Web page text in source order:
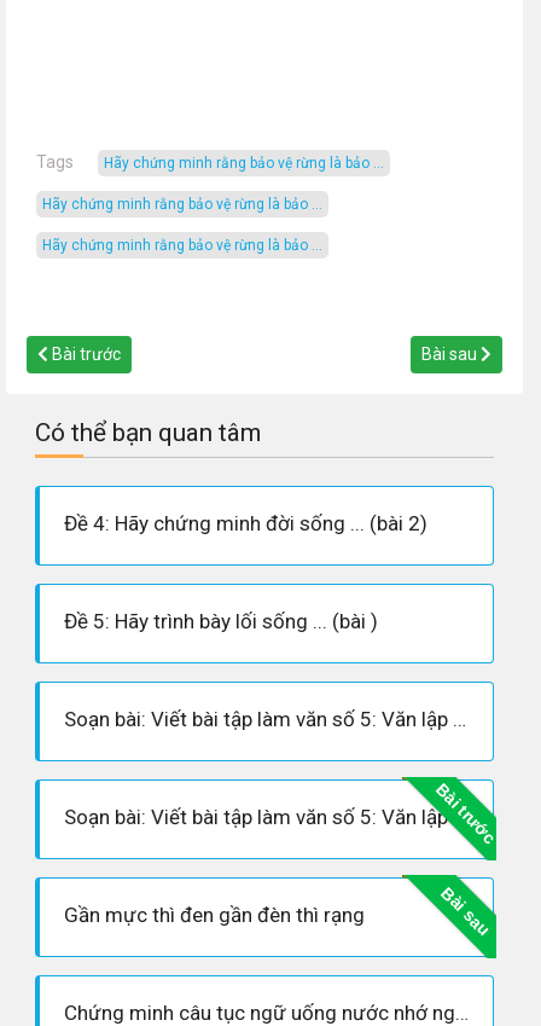
Tags Hãy chứng minh rằng bảo vệ rừng là bảo ...
Hãy chứng minh rằng bảo vệ rừng là bảo ...
Hãy chứng minh rằng bảo vệ rừng là bảo ...
Bài trước Bài sau
Có thể bạn quan tâm
Đề 4: Hãy chứng minh đời sống ... (bài 2)
Đề 5: Hãy trình bày lối sống ... (bài )
Soạn bài: Viết bài tập làm văn số 5: Văn lập luận chứng minh
Bài trước
Soạn bài: Viết bài tập làm văn số 5: Văn lập luận chứng minh (siêu ngắn)
Bài sau
Gần mực thì đen gần đèn thì rạng
Chứng minh câu tục ngữ uống nước nhớ nguồn